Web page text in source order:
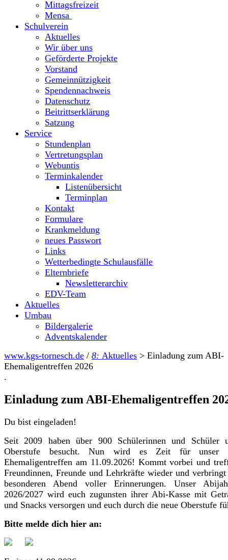
Mittagsfreizeit
Mensa
Schulverein
Aktuelles
Wir über uns
Geförderte Projekte
Vorstand
Gemeinnützigkeit
Spendennachweis
Datenschutz
Beitrittserklärung
Satzung
Service
Stundenplan
Vertretungsplan
Webuntis
Terminkalender
Listenübersicht
Terminplan
Kontakt
Formulare
Krankmeldung
neues Passwort
Links
Wetterbedingte Schulausfälle
Elternbriefe
Newsletterarchiv
EDV-Team
Aktuelles
Umbau
Bildergalerie
Adventskalender
www.kgs-tornesch.de / 8: Aktuelles > Einladung zum ABI-
Ehemaligentreffen 2026
.
Einladung zum ABI-Ehemaligentreffen
Du bist eingeladen!
Seit 2009 haben über 900 Schülerinnen und Schüler
Oberstufe besucht. Nun wird es Zeit für unser
Ehemaligentreffen am 11.09.2026! Kommt vorbei und
Freundinnen, Freunde und Lehrkräfte wieder und verbringt
besonderen Abend voller Erinnerungen. Unser
2026/2027 wird euch zugunsten ihrer Abi-Kasse mit
und Snacks versorgen und euch durch die neue Oberstufe
Bitte melde dich hier an: